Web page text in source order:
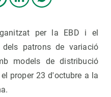
per la EBD i el
patrons de variació
models de distribució
proper 23 d'octubre a la